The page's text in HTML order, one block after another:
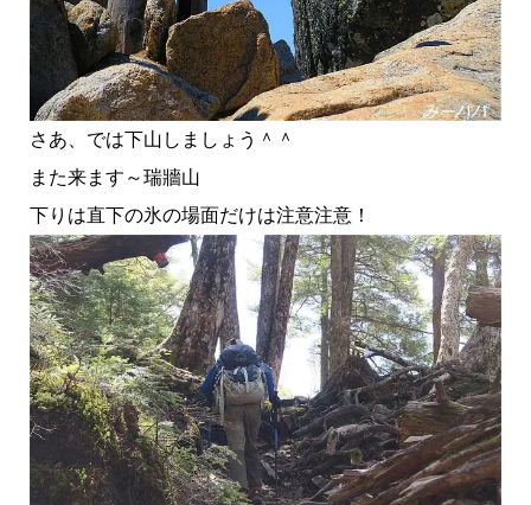
さあ、では下山しましょう＾＾
また来ます～瑞牆山
下りは直下の氷の場面だけは注意注意！